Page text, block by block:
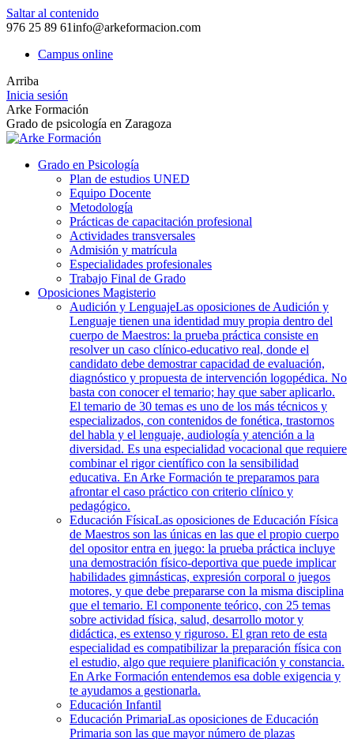
Saltar al contenido
976 25 89 61info@arkeformacion.com
Campus online
Arriba
Inicia sesión
Arke Formación
Grado de psicología en Zaragoza
Grado en Psicología
Plan de estudios UNED
Equipo Docente
Metodología
Prácticas de capacitación profesional
Actividades transversales
Admisión y matrícula
Especialidades profesionales
Trabajo Final de Grado
Oposiciones Magisterio
Audición y LenguajeLas oposiciones de Audición y
Lenguaje tienen una identidad muy propia dentro del
cuerpo de Maestros: la prueba práctica consiste en
resolver un caso clínico-educativo real, donde el
candidato debe demostrar capacidad de evaluación,
diagnóstico y propuesta de intervención logopédica. No
basta con conocer el temario; hay que saber aplicarlo.
El temario de 30 temas es uno de los más técnicos y
especializados, con contenidos de fonética, trastornos
del habla y el lenguaje, audiología y atención a la
diversidad. Es una especialidad vocacional que requiere
combinar el rigor científico con la sensibilidad
educativa. En Arke Formación te preparamos para
afrontar el caso práctico con criterio clínico y
pedagógico.
Educación FísicaLas oposiciones de Educación Física
de Maestros son las únicas en las que el propio cuerpo
del opositor entra en juego: la prueba práctica incluye
una demostración físico-deportiva que puede implicar
habilidades gimnásticas, expresión corporal o juegos
motores, y que debe prepararse con la misma disciplina
que el temario. El componente teórico, con 25 temas
sobre actividad física, salud, desarrollo motor y
didáctica, es extenso y riguroso. El gran reto de esta
especialidad es compatibilizar la preparación física con
el estudio, algo que requiere planificación y constancia.
En Arke Formación entendemos esa doble exigencia y
te ayudamos a gestionarla.
Educación Infantil
Educación PrimariaLas oposiciones de Educación
Primaria son las que mayor número de plazas